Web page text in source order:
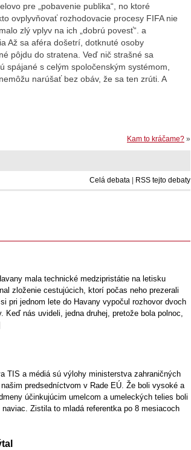
pre „pobavenie publika“, no ktoré
ovplyvňovať rozhodovacie procesy FIFA nie
zlý vplyv na ich „dobrú povesť“. a
Až sa aféra došetrí, dotknuté osoby
pôjdu do stratena. Veď nič strašné sa
spájané s celým spoločenským systémom,
narúšať bez obáv, že sa ten zrúti. A
Kam to kráčame? »
Celá debata RSS tejto debaty
mala technické medzipristátie na letisku
zloženie cestujúcich, ktorí počas neho prezerali
pri jednom lete do Havany vypočul rozhovor dvoch
Keď nás uvideli, jedna druhej, pretože bola polnoc,
TIS a médiá sú výlohy ministerstva zahraničných
predsedníctvom v Rade EÚ. Že boli vysoké a
účinkujúcim umelcom a umeleckých telies boli
Zistila to mladá referentka po 8 mesiacoch